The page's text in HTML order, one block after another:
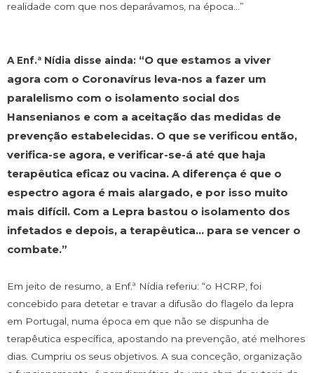
realidade com que nos deparávamos, na época…”
A Enf.ª Nídia disse ainda: “O que estamos a viver
agora com o Coronavírus leva-nos a fazer um
paralelismo com o isolamento social dos
Hansenianos e com a aceitação das medidas de
prevenção estabelecidas. O que se verificou então,
verifica-se agora, e verificar-se-á até que haja
terapêutica eficaz ou vacina. A diferença é que o
espectro agora é mais alargado, e por isso muito
mais difícil. Com a Lepra bastou o isolamento dos
infetados e depois, a terapêutica… para se vencer o
combate.”
Em jeito de resumo, a Enf.ª Nídia referiu: “o HCRP, foi
concebido para detetar e travar a difusão do flagelo da lepra
em Portugal, numa época em que não se dispunha de
terapêutica específica, apostando na prevenção, até melhores
dias. Cumpriu os seus objetivos. A sua conceção, organização